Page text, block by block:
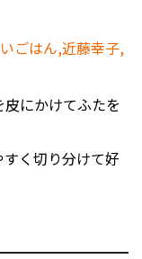
にかけてふたを
く切り分けて好